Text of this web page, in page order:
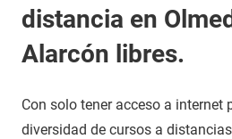
distancia en
Alarcón libres.
Con solo tener acceso a internet
diversidad de cursos a